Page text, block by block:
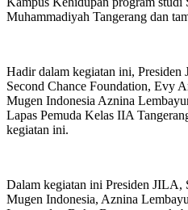
Muhammadiyah Tangerang dan
Hadir dalam kegiatan ini,
Second Chance Foundation, Evy
Mugen Indonesia Aznina
Lapas Pemuda Kelas IIA
kegiatan ini.
Dalam kegiatan ini Presiden JILA,
Mugen Indonesia, Aznina